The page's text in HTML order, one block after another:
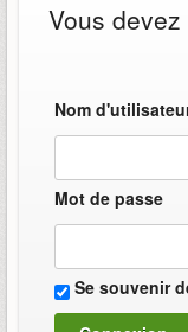
Vous
Nom
Mot de passe
Se souvenir